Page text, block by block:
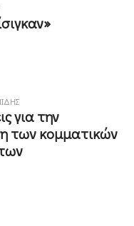
για την
των κομματικών